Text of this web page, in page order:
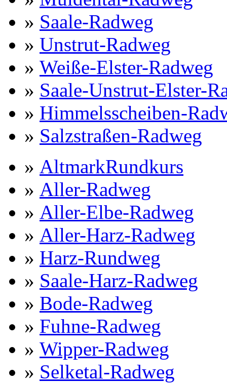
» Saale-Radweg
» Unstrut-Radweg
» Weiße-Elster-Radweg
» Saale-Unstrut-Elster-
» Himmelsscheiben-
» Salzstraßen-Radweg
» AltmarkRundkurs
» Aller-Radweg
» Aller-Elbe-Radweg
» Aller-Harz-Radweg
» Harz-Rundweg
» Saale-Harz-Radweg
» Bode-Radweg
» Fuhne-Radweg
» Wipper-Radweg
» Selketal-Radweg